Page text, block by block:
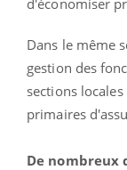
Dans le même
gestion des
sections
primaires
De nombreux